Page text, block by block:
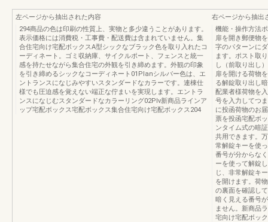
左ページから抽出された内容
294商品の色は印刷の性質上、実物と多少違うことがあります。
表示価格には消費税・工事費・配送費は含まれていません。集
合住宅向け宅配ボックスA型シックなブラック色を取り入れたコ
ーディネート。ゴミ収納庫、サイクルポート、フェンスと統一
感を持たせながら集合住宅の外観を引き締めます。外観の印象
を引き締めるシックなコーディネート01Planシルバー色は、エ
ントランスになじみやすいスタンダードなカラーです。連棟仕
様でも圧迫感を覚えない端正な佇まいを実現します。エントラ
ンスになじむスタンダードなカラーリング02Plv新商品ラインア
ップ宅配ボックス宅配ボックス集合住宅向け宅配ボックス204
右ページから抽出
機能・操作方法
扉を開き郵便物
字のパターンに
ます。ポスト取
し（前取り出し
扉を開ける荷物
る解錠取り出し
配業者様荷物を
号を入力してつ
に投函荷物のお
票を投函宅配ボ
ンタイム式の暗
共用できます。
常解錠キーを使
番号が分からな
ーを使って解錠
じ、非常解錠キ
を開けます。荷
の裏面を確認し
暗く見える番号
ません。新商品
宅向け宅配ボッ